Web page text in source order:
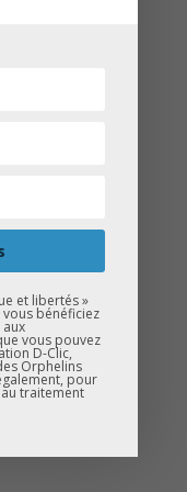
étape
de
Kahoot
le plaisir
,
et libertés »
bénéficiez
aux
vous pouvez
D-Clic,
Orphelins
pour
traitement